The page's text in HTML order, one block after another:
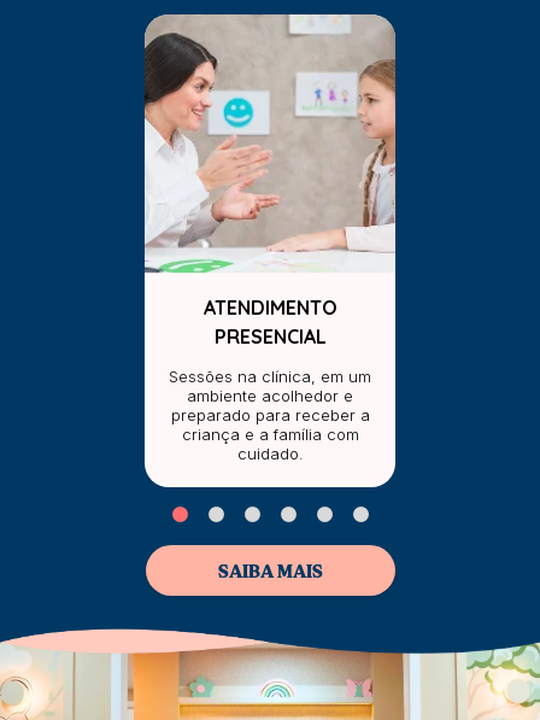
ATENDIMENTO
PRESENCIAL
Sessões na clínica, em um
ambiente acolhedor e
preparado para receber a
criança e a família com
cuidado.
SAIBA MAIS